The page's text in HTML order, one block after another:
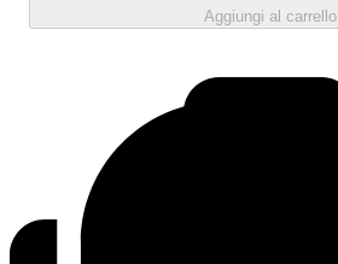
Aggiungi al carrello